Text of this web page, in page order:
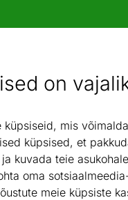
on
küpsiseid, mis
küpsised, et
kuvada teie
oma
meie küpsiste
sisustus - ON24